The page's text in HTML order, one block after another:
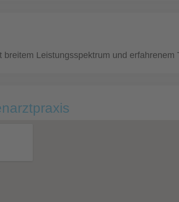
Leistungsspektrum und erfahrenem